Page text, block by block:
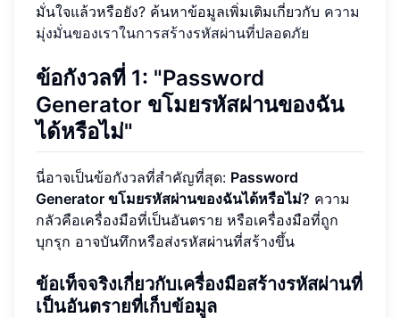
มั่นใจแล้วหรือยัง? ค้นหาข้อมูลเพิ่มเติมเกี่ยวกับ ความ
มุ่งมั่นของเราในการสร้างรหัสผ่านที่ปลอดภัย
ข้อกังวลที่ 1: "Password
Generator ขโมยรหัสผ่านของฉัน
ได้หรือไม่"
นี่อาจเป็นข้อกังวลที่สำคัญที่สุด: Password
Generator ขโมยรหัสผ่านของฉันได้หรือไม่? ความ
กลัวคือเครื่องมือที่เป็นอันตราย หรือเครื่องมือที่ถูก
บุกรุก อาจบันทึกหรือส่งรหัสผ่านที่สร้างขึ้น
ข้อเท็จจริงเกี่ยวกับเครื่องมือสร้างรหัสผ่านที่
เป็นอันตรายที่เก็บข้อมูล